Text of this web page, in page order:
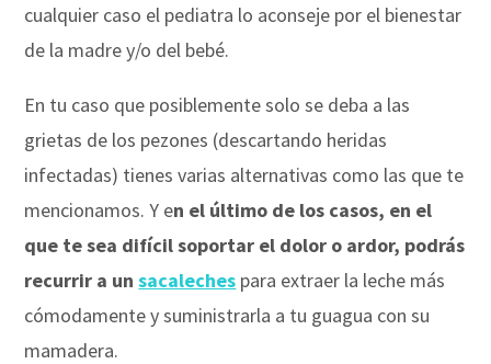
cualquier caso el pediatra lo aconseje por el bienestar
de la madre y/o del bebé.
En tu caso que posiblemente solo se deba a las
grietas de los pezones (descartando heridas
infectadas) tienes varias alternativas como las que te
mencionamos. Y en el último de los casos, en el
que te sea difícil soportar el dolor o ardor, podrás
recurrir a unsacaleches para extraer la leche más
cómodamente y suministrarla a tu guagua con su
mamadera.